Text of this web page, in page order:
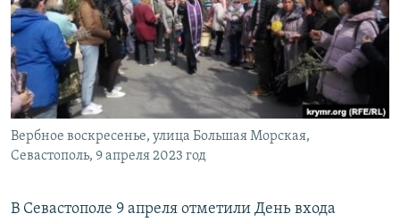
ПОБЕДИТЕЛЕЙ НЕ СУДЯТ?
КРЫМ.НЕПОКОРЕННЫЙ
ELIFBE
УКРАИНСКАЯ ПРОБЛЕМА КРЫМА
ПРИСОЕДИНЯЙТЕСЬ!
Все сайты RFE/RL
Вербное воскресенье, улица Большая Морская,
Севастополь, 9 апреля 2023 год
В Севастополе 9 апреля отметили День входа